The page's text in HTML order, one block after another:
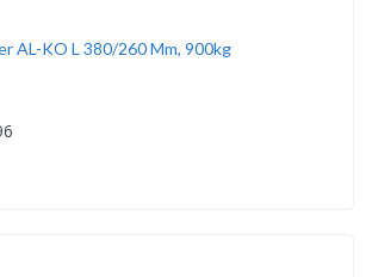
AL-KO L 380/260 Mm, 900kg